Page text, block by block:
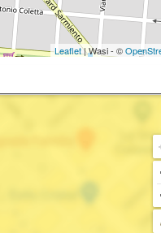
Leaflet| Wasi - ©